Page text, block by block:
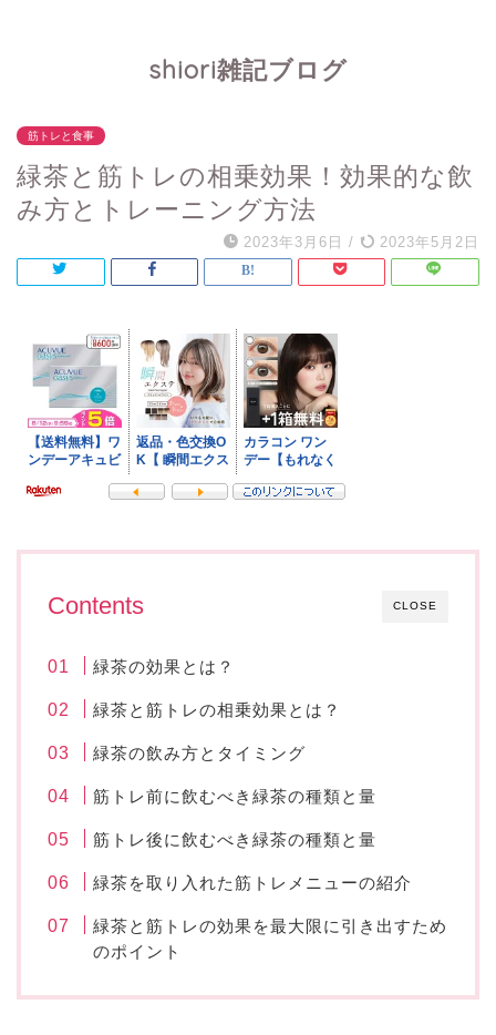
shiori雑記ブログ
筋トレと食事
緑茶と筋トレの相乗効果！効果的な飲
み方とトレーニング方法
2023年3月6日 / 2023年5月2日
CLOSE
Contents
緑茶の効果とは？
緑茶と筋トレの相乗効果とは？
緑茶の飲み方とタイミング
筋トレ前に飲むべき緑茶の種類と量
筋トレ後に飲むべき緑茶の種類と量
緑茶を取り入れた筋トレメニューの紹介
緑茶と筋トレの効果を最大限に引き出すため
のポイント